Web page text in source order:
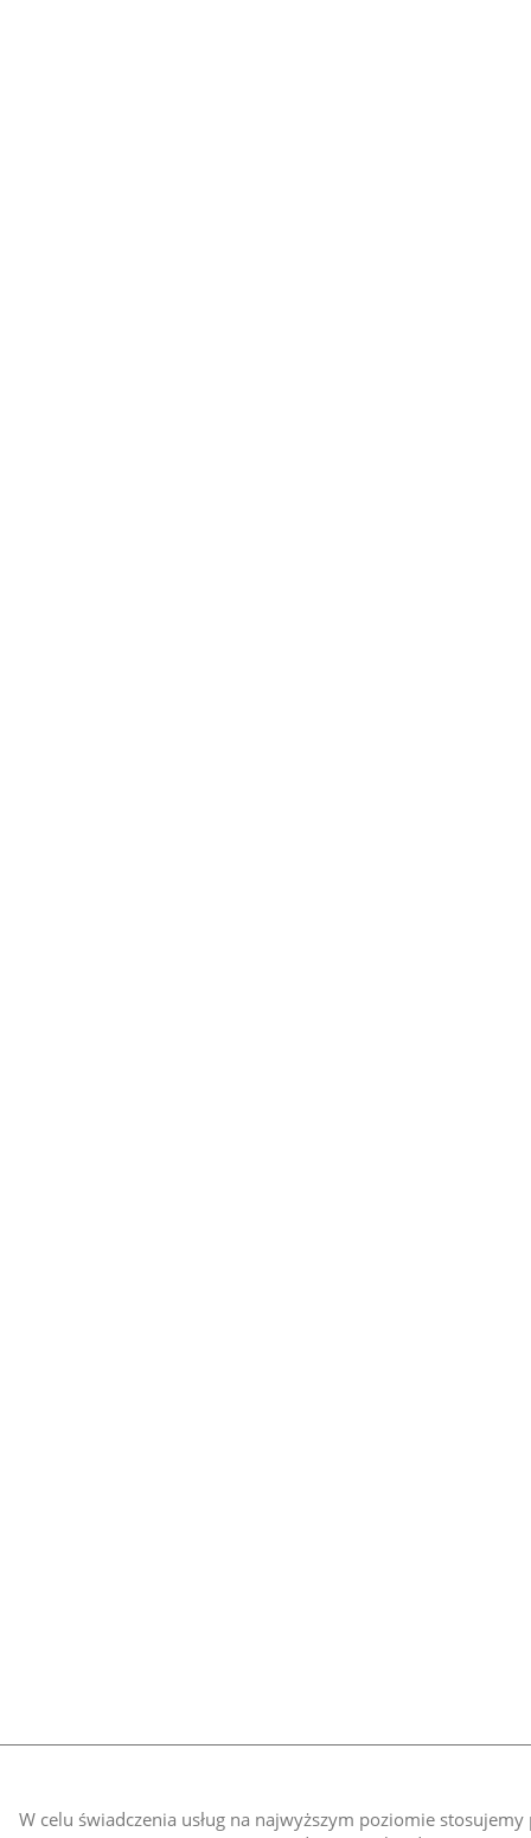
W celu świadczenia usług na najwyższym poziomie